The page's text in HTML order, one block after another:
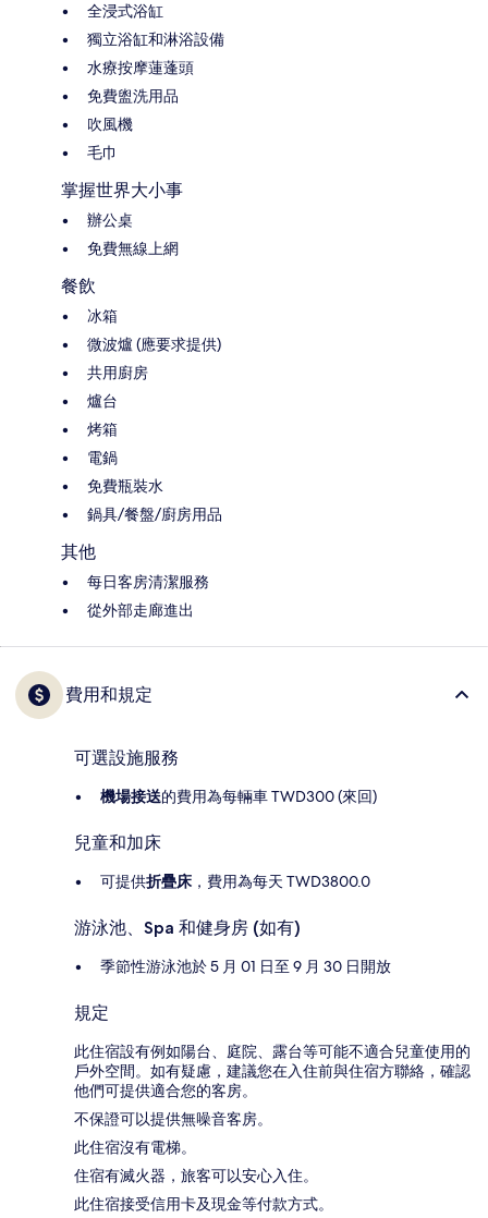
全浸式浴缸
獨立浴缸和淋浴設備
水療按摩蓮蓬頭
免費盥洗用品
吹風機
毛巾
掌握世界大小事
辦公桌
免費無線上網
餐飲
冰箱
微波爐 (應要求提供)
共用廚房
爐台
烤箱
電鍋
免費瓶裝水
鍋具/餐盤/廚房用品
其他
每日客房清潔服務
從外部走廊進出
費用和規定
可選設施服務
機場接送的費用為每輛車 TWD300 (來回)
兒童和加床
可提供折疊床 ，費用為每天 TWD3800.0
游泳池、Spa 和健身房 (如有)
季節性游泳池於 5 月 01 日至 9 月 30 日開放
規定
此住宿設有例如陽台、庭院、露台等可能不適合兒童使用的
戶外空間。如有疑慮，建議您在入住前與住宿方聯絡，確認
他們可提供適合您的客房。
不保證可以提供無噪音客房。
此住宿沒有電梯。
住宿有滅火器，旅客可以安心入住。
此住宿接受信用卡及現金等付款方式。